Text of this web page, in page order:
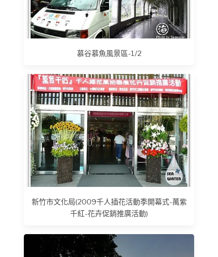
慕谷慕魚風景區-1/2
新竹市文化局(2009千人插花活動季開幕式-萬紫
千紅-花卉促銷推廣活動)